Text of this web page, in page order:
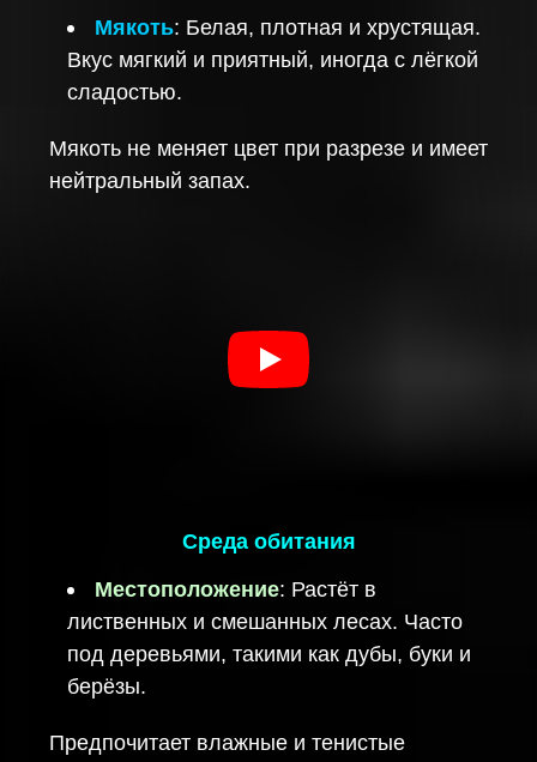
Мякоть: Белая, плотная и хрустящая.
Вкус мягкий и приятный, иногда с лёгкой
сладостью.
Мякоть не меняет цвет при разрезе и имеет
нейтральный запах.
Среда обитания
Местоположение: Растёт в
лиственных и смешанных лесах. Часто
под деревьями, такими как дубы, буки и
берёзы.
Предпочитает влажные и тенистые